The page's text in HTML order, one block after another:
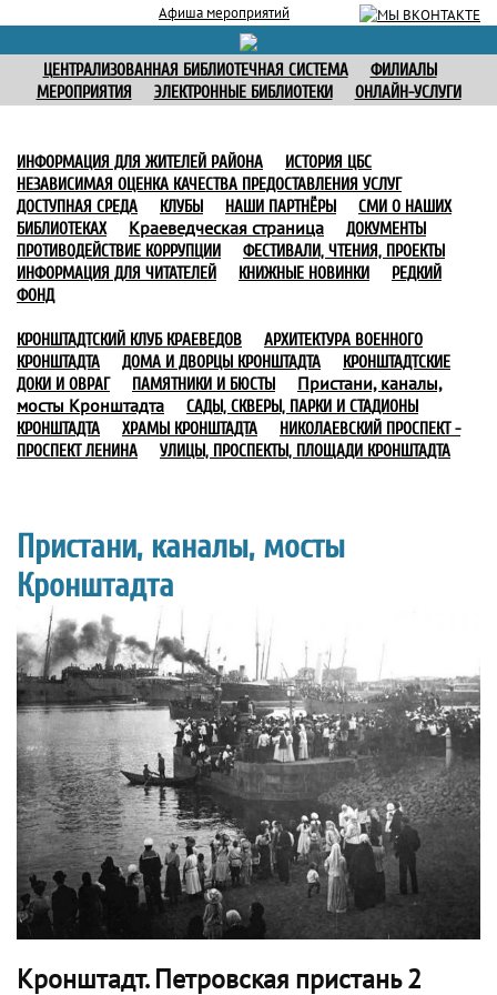
Афиша мероприятий
ЦЕНТРАЛИЗОВАННАЯ БИБЛИОТЕЧНАЯ СИСТЕМА
ФИЛИАЛЫ
МЕРОПРИЯТИЯ
ЭЛЕКТРОННЫЕ БИБЛИОТЕКИ ОНЛАЙН-УСЛУГИ
ИНФОРМАЦИЯ ДЛЯ ЖИТЕЛЕЙ РАЙОНА
ИСТОРИЯ ЦБС
НЕЗАВИСИМАЯ ОЦЕНКА КАЧЕСТВА ПРЕДОСТАВЛЕНИЯ УСЛУГ
ДОСТУПНАЯ СРЕДА
КЛУБЫ НАШИ ПАРТНЁРЫ
СМИ О НАШИХ
БИБЛИОТЕКАХ
Краеведческая страница
ДОКУМЕНТЫ
ПРОТИВОДЕЙСТВИЕ КОРРУПЦИИ
ФЕСТИВАЛИ, ЧТЕНИЯ, ПРОЕКТЫ
ИНФОРМАЦИЯ ДЛЯ ЧИТАТЕЛЕЙ
КНИЖНЫЕ НОВИНКИ
РЕДКИЙ
ФОНД
КРОНШТАДТСКИЙ КЛУБ КРАЕВЕДОВ
АРХИТЕКТУРА ВОЕННОГО
КРОНШТАДТА
ДОМА И ДВОРЦЫ КРОНШТАДТА
КРОНШТАДТСКИЕ
ДОКИ И ОВРАГ
ПАМЯТНИКИ И БЮСТЫ
Пристани, каналы,
мосты Кронштадта
САДЫ, СКВЕРЫ, ПАРКИ И СТАДИОНЫ
КРОНШТАДТА
ХРАМЫ КРОНШТАДТА
НИКОЛАЕВСКИЙ ПРОСПЕКТ -
ПРОСПЕКТ ЛЕНИНА
УЛИЦЫ, ПРОСПЕКТЫ, ПЛОЩАДИ КРОНШТАДТА
Пристани, каналы, мосты
Кронштадта
Кронштадт. Петровская пристань 2